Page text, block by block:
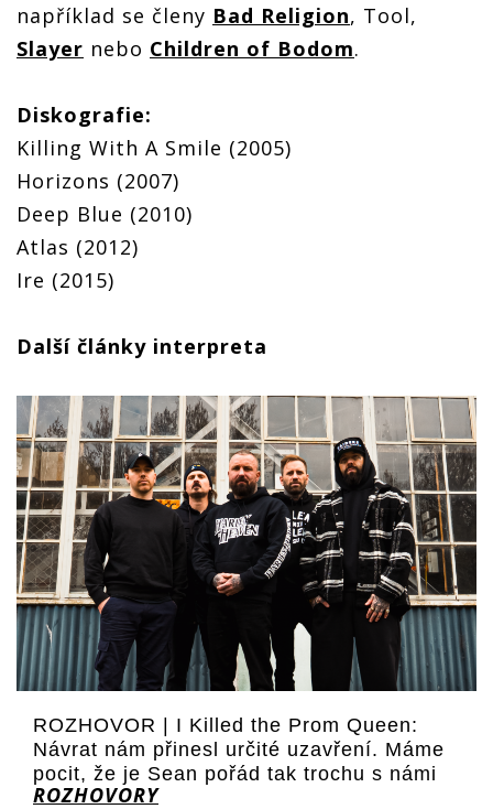
například se členy Bad Religion, Tool,
Slayer nebo Children of Bodom.
Diskografie:
Killing With A Smile (2005)
Horizons (2007)
Deep Blue (2010)
Atlas (2012)
Ire (2015)
Další články interpreta
ROZHOVOR | I Killed the Prom Queen:
Návrat nám přinesl určité uzavření. Máme
pocit, že je Sean pořád tak trochu s námi
ROZHOVORY